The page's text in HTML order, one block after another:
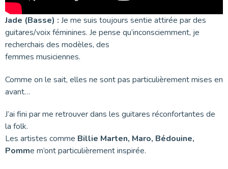
Jade (Basse) : Je me suis toujours sentie attirée par des
guitares/voix féminines. Je pense qu’inconsciemment, je
recherchais des modèles, des
femmes musiciennes.
Comme on le sait, elles ne sont pas particulièrement mises en
avant…
J’ai fini par me retrouver dans les guitares réconfortantes de
la folk.
Les artistes comme Billie Marten, Maro, Bédouine,
Pomme m’ont particulièrement inspirée.